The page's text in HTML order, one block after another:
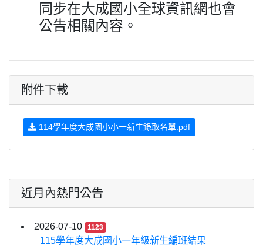
同步在大成國小全球資訊網也會
公告相關內容。
附件下載
114學年度大成國小小一新生錄取名單.pdf
近月內熱門公告
2026-07-10 1123
115學年度大成國小一年級新生編班結果